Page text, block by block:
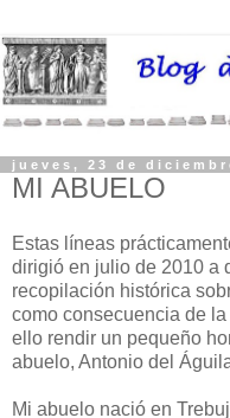
jueves, 23 de
MI ABUELO
Estas líneas
dirigió en julio de 2010 a
recopilación histórica
como consecuencia de
ello rendir un pequeño
abuelo, Antonio del
Mi abuelo nació en